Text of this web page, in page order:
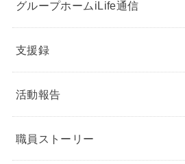
グループホームiLife通信
支援録
活動報告
職員ストーリー